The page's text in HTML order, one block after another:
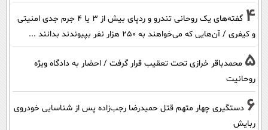
4
گفته‌های یک روحانی تندرو و ردپای بیش از ۳ یا ۴ جرم جدی امنیتی
و کیفری / آن‌هایی که می‌خواهند به ۲۵۰ هزار نفر بپیوندند بدانند ...
5 محمدباقر خرازی تحت تعقیب قرار گرفت / احضار به دادگاه ویژه
روحانیت
6 دستگیری چهار متهم قتل حمیدرضا رجب‌زاده پس از شناسایی خودروی
ربایش